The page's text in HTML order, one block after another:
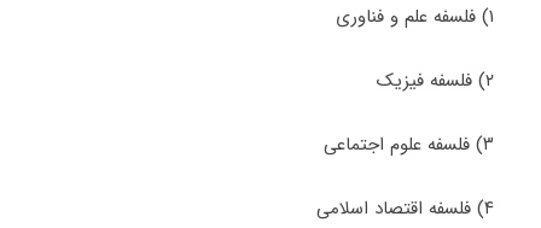
۱) فلسفه علم و فناوری
۲) فلسفه فیزیک
۳) فلسفه علوم اجتماعی
۴) فلسفه اقتصاد اسلامی